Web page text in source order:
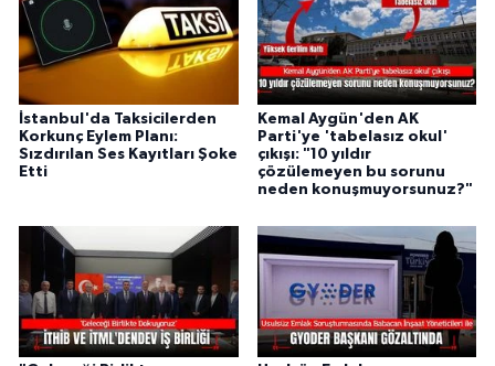
İstanbul'da Taksicilerden
Korkunç Eylem Planı:
Sızdırılan Ses Kayıtları Şoke
Etti
Kemal Aygün'den AK
Parti'ye 'tabelasız okul'
çıkışı: "10 yıldır
çözülemeyen bu sorunu
neden konuşmuyorsunuz?"